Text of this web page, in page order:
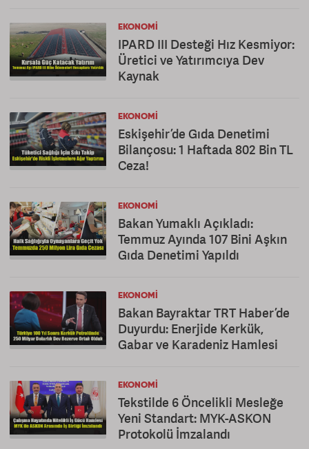
EKONOMI
IPARD III Desteği Hız Kesmiyor:
Üretici ve Yatırımcıya Dev
Kaynak
EKONOMI
Eskişehir’de Gıda Denetimi
Bilançosu: 1 Haftada 802 Bin TL
Ceza!
EKONOMI
Bakan Yumaklı Açıkladı:
Temmuz Ayında 107 Bini Aşkın
Gıda Denetimi Yapıldı
EKONOMI
Bakan Bayraktar TRT Haber’de
Duyurdu: Enerjide Kerkük,
Gabar ve Karadeniz Hamlesi
EKONOMI
Tekstilde 6 Öncelikli Mesleğe
Yeni Standart: MYK-ASKON
Protokolü İmzalandı